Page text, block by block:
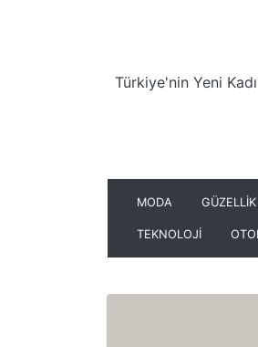
Türkiye'nin Yeni
MODA GÜZELLİK
TEKNOLOJİ